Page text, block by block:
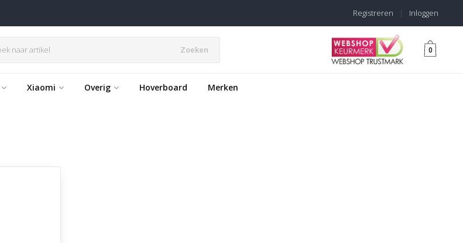
Inloggen
|
Registreren
Zoeken 0
Xiaomi Overig Hoverboard Merken